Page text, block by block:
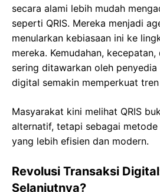
secara alami lebih mudah
seperti QRIS. Mereka menjadi
menularkan kebiasaan ini ke
mereka. Kemudahan,
sering ditawarkan oleh
digital semakin memperkuat
Masyarakat kini melihat QRIS
alternatif, tetapi sebagai
yang lebih efisien dan modern.
Revolusi Transaksi
Selanjutnya?